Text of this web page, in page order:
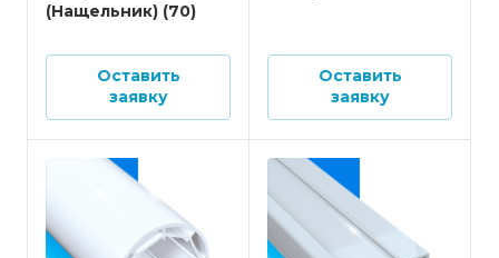
(Нащельник) (70)
Оставить
заявку
Оставить
заявку